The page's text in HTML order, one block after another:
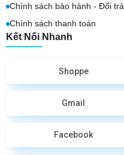
Chính sách bảo hành - Đổi trả
Chính sách thanh toán
Kết Nối Nhanh
Shoppe
Gmail
Facebook